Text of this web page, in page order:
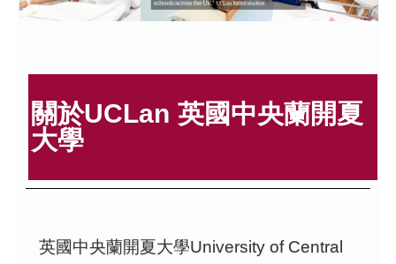
關於UCLan 英國中央蘭開夏
大學
英國中央蘭開夏大學University of Central